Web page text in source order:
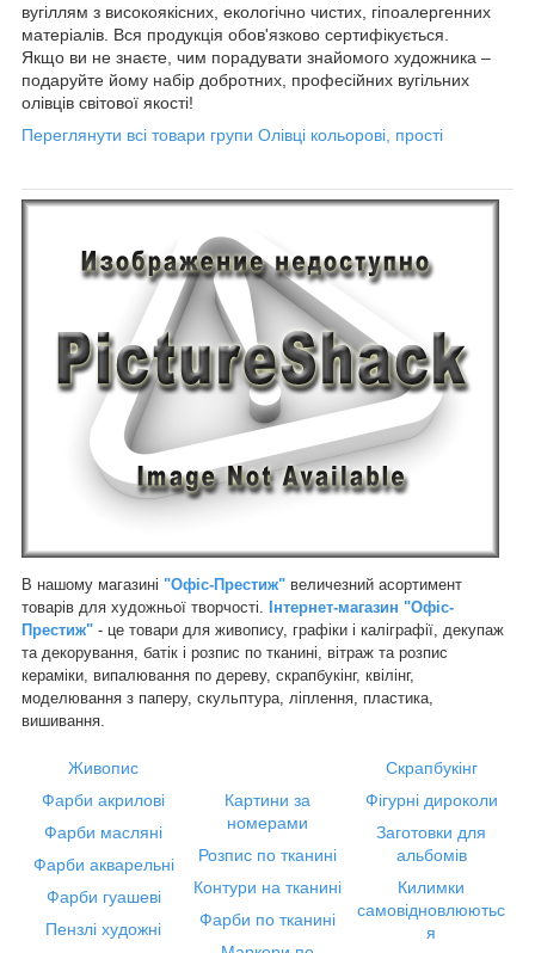
вугіллям з високоякісних, екологічно чистих, гіпоалергенних
матеріалів. Вся продукція обов'язково сертифікується.
Якщо ви не знаєте, чим порадувати знайомого художника –
подаруйте йому набір добротних, професійних вугільних
олівців світової якості!
Переглянути всі товари групи Олівці кольорові, прості
В нашому магазині "Офіс-Престиж" величезний асортимент
товарів для художньої творчості.
Інтернет-магазин "Офіс-
Престиж" - це товари для живопису, графіки і каліграфії, декупаж
та декорування, батік і розпис по тканині, вітраж та розпис
кераміки, випалювання по дереву, скрапбукінг, квілінг,
моделювання з паперу, скульптура, ліплення, пластика,
вишивання.
Живопис
Фарби акрилові
Фарби масляні
Фарби акварельні
Фарби гуашеві
Пензлі художні
Картини за
номерами
Розпис по тканині
Контури на тканині
Фарби по тканині
Скрапбукінг
Фігурні дироколи
Заготовки для
альбомів
Килимки
самовідновлюютьс
я